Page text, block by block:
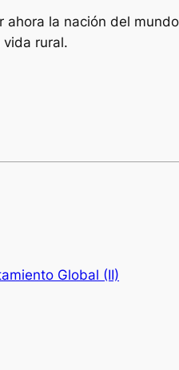
ahora la nación del
rural.
Global (II)